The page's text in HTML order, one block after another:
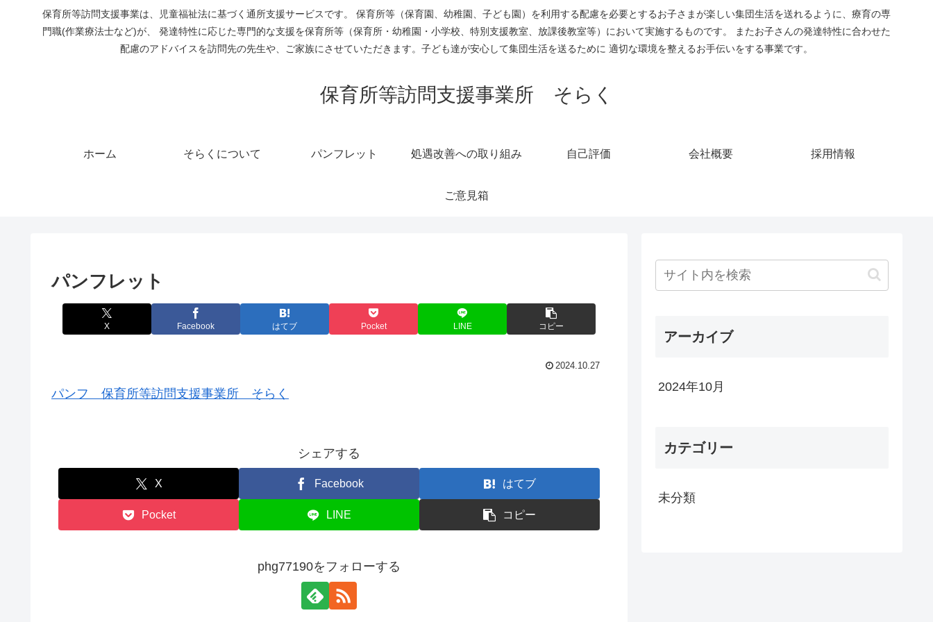
保育所等訪問支援事業は、児童福祉法に基づく通所支援サービスです。 保育所等（保育園、幼稚園、子ども園）を利用する配慮を必要とするお子さまが楽しい集団生活を送れるように、療育の専
門職(作業療法士など)が、 発達特性に応じた専門的な支援を保育所等（保育所・幼稚園・小学校、特別支援教室、放課後教室等）において実施するものです。 またお子さんの発達特性に合わせた
配慮のアドバイスを訪問先の先生や、ご家族にさせていただきます。子ども達が安心して集団生活を送るために 適切な環境を整えるお手伝いをする事業です。
保育所等訪問支援事業所 そらく
ホーム そらくについて パンフレット 処遇改善への取り組み 自己評価 会社概要 採用情報
ご意見箱
パンフレット
X Facebook はてブ Pocket LINE コピー
2024.10.27
パンフ 保育所等訪問支援事業所 そらく
シェアする
X Facebook はてブ
Pocket LINE コピー
phg77190をフォローする
アーカイブ
2024年10月
カテゴリー
未分類